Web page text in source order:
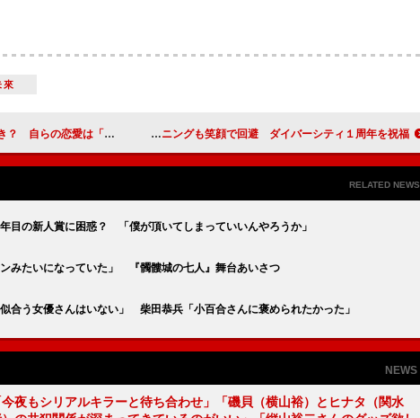
來
恋愛は「３割バッター」 Ｅ－ｇｉｒｌｓ、ハプニングも笑顔で回避 ダイバーシティ１周年を祝福
RELATED NEWS
目の新人賞に困惑？ 「僕が頂いてしまっていいんやろうか」
みたいになっていた」 『髑髏城の七人』舞台あいさつ
合う女優さんはいない」 柴田恭兵「小百合さんに褒められたかった」
NEWS
今夜もシリアルキラーと待ち合わせ」「磯貝（横山裕）とヒナタ（関水